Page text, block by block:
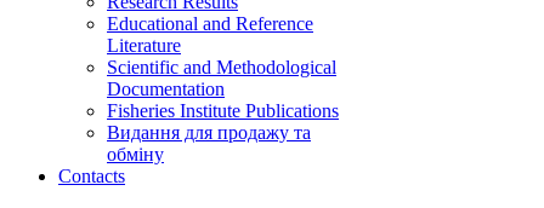
Educational and Reference
Literature
Scientific and Methodological
Documentation
Fisheries Institute Publications
Видання для продажу та
обміну
Contacts